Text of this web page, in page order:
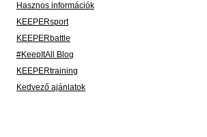
Hasznos információk
KEEPERsport
KEEPERbattle
#KeepItAll Blog
KEEPERtraining
Kedvező ajánlatok